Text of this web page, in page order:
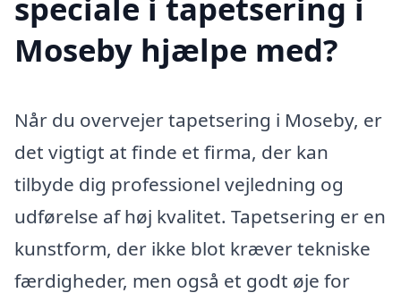
Moseby hjælpe med?
Når du overvejer tapetsering i Moseby, er
det vigtigt at finde et firma, der kan
tilbyde dig professionel vejledning og
udførelse af høj kvalitet. Tapetsering er en
kunstform, der ikke blot kræver tekniske
færdigheder, men også et godt øje for